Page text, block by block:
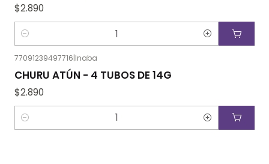
$2.890
Cantidad
77091239497716|Inaba
CHURU ATÚN - 4 TUBOS DE 14G
$2.890
Cantidad